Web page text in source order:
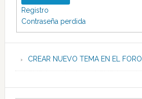
Registro
Contraseña perdida
CREAR NUEVO TEMA EN EL FORO